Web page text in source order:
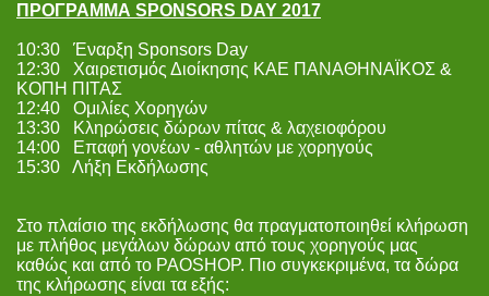
ΠΡΟΓΡΑΜΜΑ SPONSORS DAY 2017
10:30 Έναρξη Sponsors Day
12:30 Χαιρετισμός Διοίκησης ΚΑΕ ΠΑΝΑΘΗΝΑΪΚΟΣ &
ΚΟΠΗ ΠΙΤΑΣ
12:40 Ομιλίες Χορηγών
13:30 Κληρώσεις δώρων πίτας & λαχειοφόρου
14:00 Επαφή γονέων - αθλητών με χορηγούς
15:30 Λήξη Εκδήλωσης
Στο πλαίσιο της εκδήλωσης θα πραγματοποιηθεί κλήρωση
με πλήθος μεγάλων δώρων από τους χορηγούς μας
καθώς και από το PAOSHOP. Πιο συγκεκριμένα, τα δώρα
της κλήρωσης είναι τα εξής: